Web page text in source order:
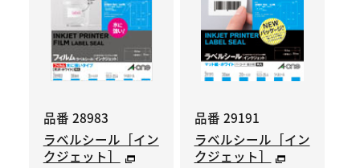
品番 28983
ラベルシール［イン
クジェット］
品番 29191
ラベルシール［イン
クジェット］